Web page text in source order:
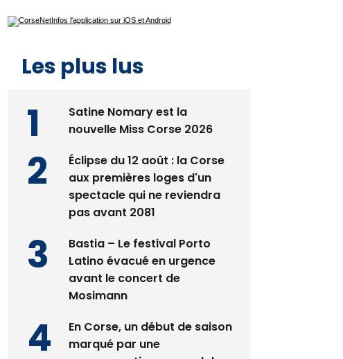
Les plus lus
Satine Nomary est la
nouvelle Miss Corse 2026
Éclipse du 12 août : la Corse
aux premières loges d'un
spectacle qui ne reviendra
pas avant 2081
Bastia – Le festival Porto
Latino évacué en urgence
avant le concert de
Mosimann
En Corse, un début de saison
marqué par une